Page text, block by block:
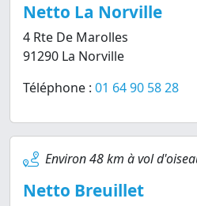
Netto La Norville
4 Rte De Marolles
91290 La Norville
Téléphone : 01 64 90 58 28
Environ 48 km à vol
Netto Breuillet